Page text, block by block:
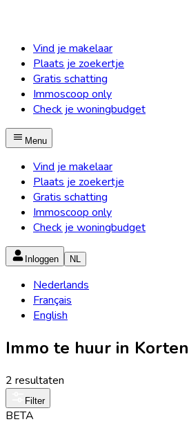
Vind je makelaar
Plaats je zoekertje
Gratis schatting
Immoscoop only
Check je woningbudget
Menu
Vind je makelaar
Plaats je zoekertje
Gratis schatting
Immoscoop only
Check je woningbudget
Inloggen NL
Nederlands
Français
English
Immo te huur in
2 resultaten
Filter
BETA